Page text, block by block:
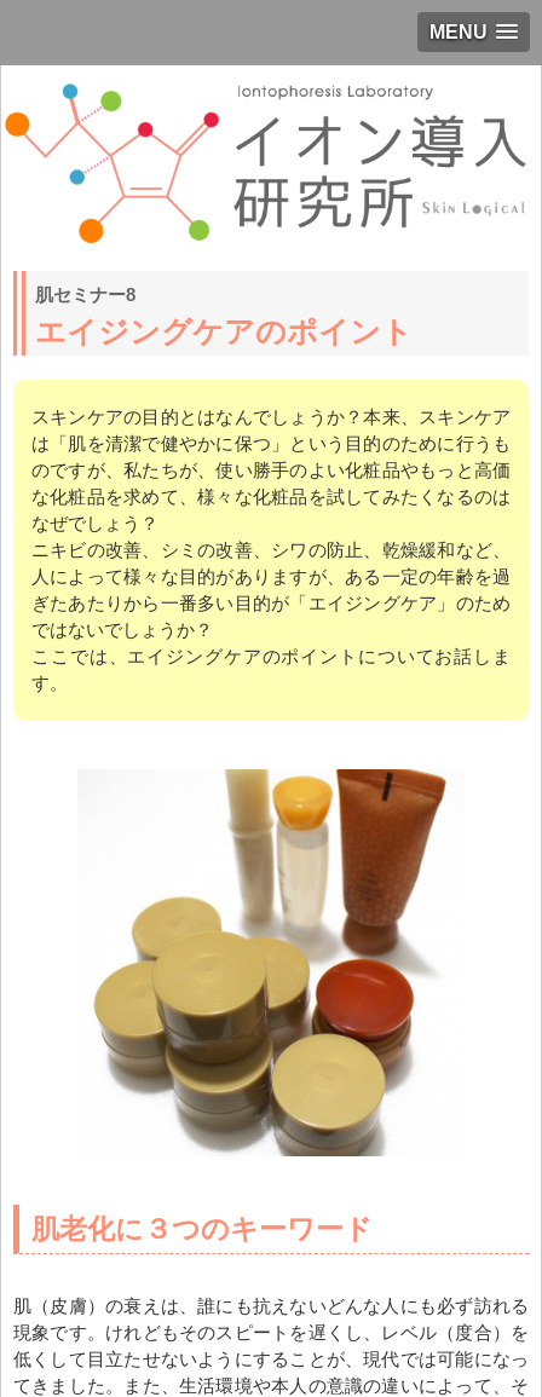
MENU
肌セミナー8
エイジングケアのポイント
スキンケアの目的とはなんでしょうか？本来、スキンケア
は「肌を清潔で健やかに保つ」という目的のために行うも
のですが、私たちが、使い勝手のよい化粧品やもっと高価
な化粧品を求めて、様々な化粧品を試してみたくなるのは
なぜでしょう？
ニキビの改善、シミの改善、シワの防止、乾燥緩和など、
人によって様々な目的がありますが、ある一定の年齢を過
ぎたあたりから一番多い目的が「エイジングケア」のため
ではないでしょうか？
ここでは、エイジングケアのポイントについてお話しま
す。
肌老化に３つのキーワード
肌（皮膚）の衰えは、誰にも抗えないどんな人にも必ず訪れる
現象です。けれどもそのスピートを遅くし、レベル（度合）を
低くして目立たせないようにすることが、現代では可能になっ
てきました。また、生活環境や本人の意識の違いによって、そ